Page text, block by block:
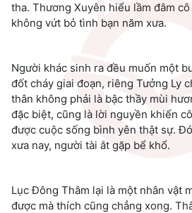
tha. Thương Xuyên hiểu lầm đâm
không vứt bỏ tình bạn năm xưa.
Người khác sinh ra đều muốn một
đốt cháy giai đoạn, riêng Tưởng Ly
thân không phải là bậc thầy mùi
đặc biệt, cũng là lời nguyền khiến
được cuộc sống bình yên thật sự.
xưa nay, người tài ắt gặp bể khổ.
Lục Đông Thâm lại là một nhân vật
được mà thích cũng chẳng xong.